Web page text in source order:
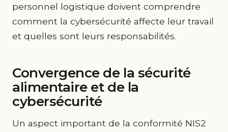
personnel logistique doivent comprendre
comment la cybersécurité affecte leur travail
et quelles sont leurs responsabilités.
Convergence de la sécurité
alimentaire et de la
cybersécurité
Un aspect important de la conformité NIS2